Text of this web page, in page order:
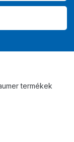
termékek